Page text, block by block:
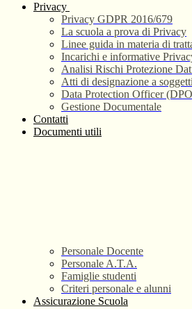
Privacy
Privacy GDPR 2016/679
La scuola a prova di Privacy
Linee guida in materia di
Incarichi e informative
Analisi Rischi Protezione
Atti di designazione a
Data Protection Officer
Gestione Documentale
Contatti
Documenti utili
Personale Docente
Personale A.T.A.
Famiglie studenti
Criteri personale e alunni
Assicurazione Scuola